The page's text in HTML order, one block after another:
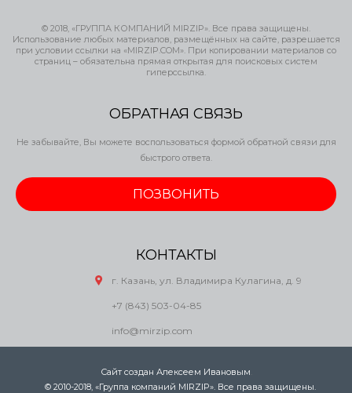
© 2018, «ГРУППА КОМПАНИЙ MIRZIP». Все права защищены.
Использование любых материалов, размещённых на сайте, разрешается
при условии ссылки на «MIRZIP.COM». При копировании материалов со
страниц – обязательна прямая открытая для поисковых систем
гиперссылка.
ОБРАТНАЯ СВЯЗЬ
Не забывайте, Вы можете воспользоваться формой обратной связи для
быстрого ответа.
ПОЗВОНИТЬ
КОНТАКТЫ
г. Казань, ул. Владимира Кулагина, д. 9
+7 (843) 503-04-85
info@mirzip.com
Сайт создан Алексеем Ивановым
© 2010-2018, «Группа компаний MIRZIP». Все права защищены.